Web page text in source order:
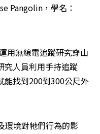
Pangolin，學名：
用無線電追蹤研究穿山
究人員利用手持追蹤
能找到200到300公尺外
環境對牠們行為的影